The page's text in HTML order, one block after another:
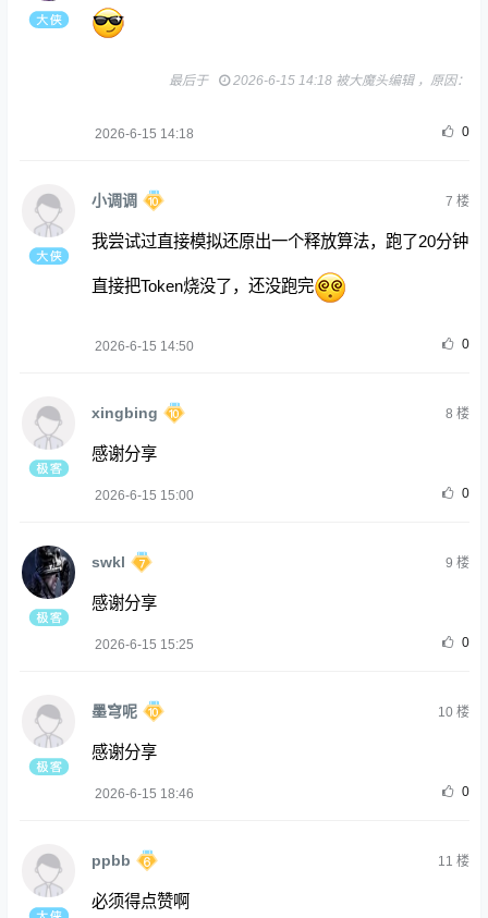
最后于 2026-6-15 14:18 被大魔头编辑 ，原因：
2026-6-15 14:18 0
小调调 7 楼
我尝试过直接模拟还原出一个释放算法，跑了20分钟
直接把Token烧没了，还没跑完
2026-6-15 14:50 0
xingbing 8 楼
感谢分享
2026-6-15 15:00 0
swkl 9 楼
感谢分享
2026-6-15 15:25 0
墨穹呢 10楼
感谢分享
2026-6-15 18:46 0
ppbb 11 楼
必须得点赞啊